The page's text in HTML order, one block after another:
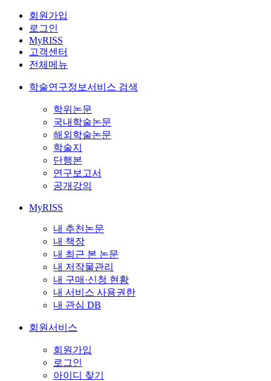
회원가입
로그인
MyRISS
고객센터
전체메뉴
학술연구정보서비스 검색
학위논문
국내학술논문
해외학술논문
학술지
단행본
연구보고서
공개강의
MyRISS
내 추천논문
내 책장
내 최근 본 논문
내 저작물관리
내 구매·신청 현황
내 서비스 사용권한
내 관심 DB
회원서비스
회원가입
로그인
아이디 찾기